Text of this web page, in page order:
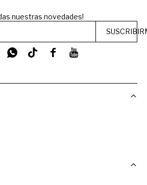
nuestras novedades!
 
